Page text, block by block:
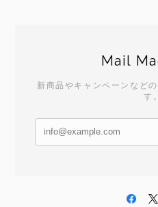
Mail
新商品やキャンペーンなど
す。